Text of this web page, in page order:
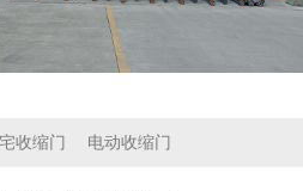
收缩门 电动收缩门